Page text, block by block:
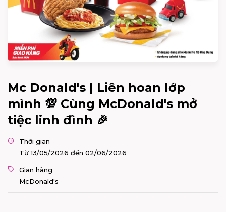
Mc Donald's | Liên hoan lớp
mình 💯 Cùng McDonald's mở
tiệc linh đình 🎉
Thời gian
Từ 13/05/2026 đến 02/06/2026
Gian hàng
McDonald's